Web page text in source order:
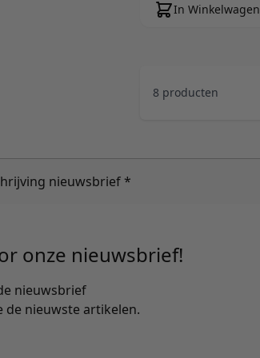
In Winkelwagen
8 producten
nieuwsbrief *
onze nieuwsbrief!
nieuwsbrief
de nieuwste artikelen.